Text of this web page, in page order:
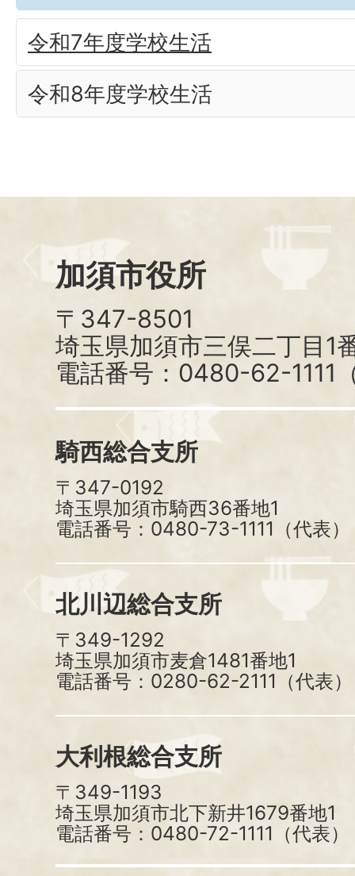
令和7年度学校生活
令和8年度学校生活
加須市役所
〒347-8501
埼玉県加須市三俣二丁目1
電話番号：0480-62-1111
騎西総合支所
〒347-0192
埼玉県加須市騎西36番地1
電話番号：0480-73-1111（代表）
北川辺総合支所
〒349-1292
埼玉県加須市麦倉1481番地1
電話番号：0280-62-2111（代表）
大利根総合支所
〒349-1193
埼玉県加須市北下新井1679番地1
電話番号：0480-72-1111（代表）